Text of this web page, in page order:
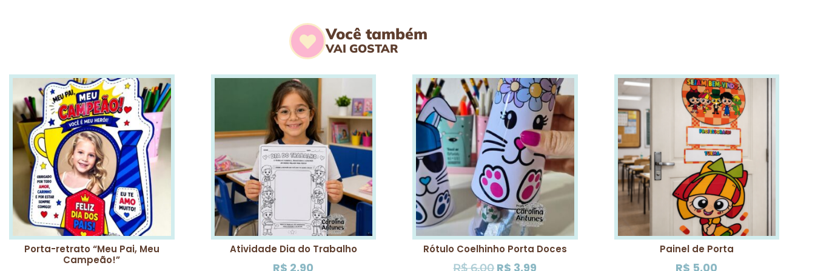
Você também
VAI GOSTAR
Porta-retrato “Meu Pai, Meu
Campeão!”
Atividade Dia do Trabalho
R$ 2,90
Rótulo Coelhinho Porta Doces
R$6,00 R$ 3,99
Painel de Porta
R$ 5,00